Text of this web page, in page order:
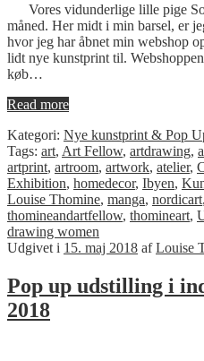
Vores vidunderlige lille pige
måned. Her midt i min barsel, er
hvor jeg har åbnet min webshop
lidt nye kunstprint til.
køb…
Read more
Kategori: Nye kunstprint & Pop
Tags: art, Art Fellow, artdrawing,
artprint, artroom, artwork, atelier,
Exhibition, homedecor, Ibyen,
Louise Thomine, manga, nordicart,
thomineandartfellow, thomineart,
drawing women
Udgivet i 15. maj 2018 afLouise
Pop up udstilling i
2018